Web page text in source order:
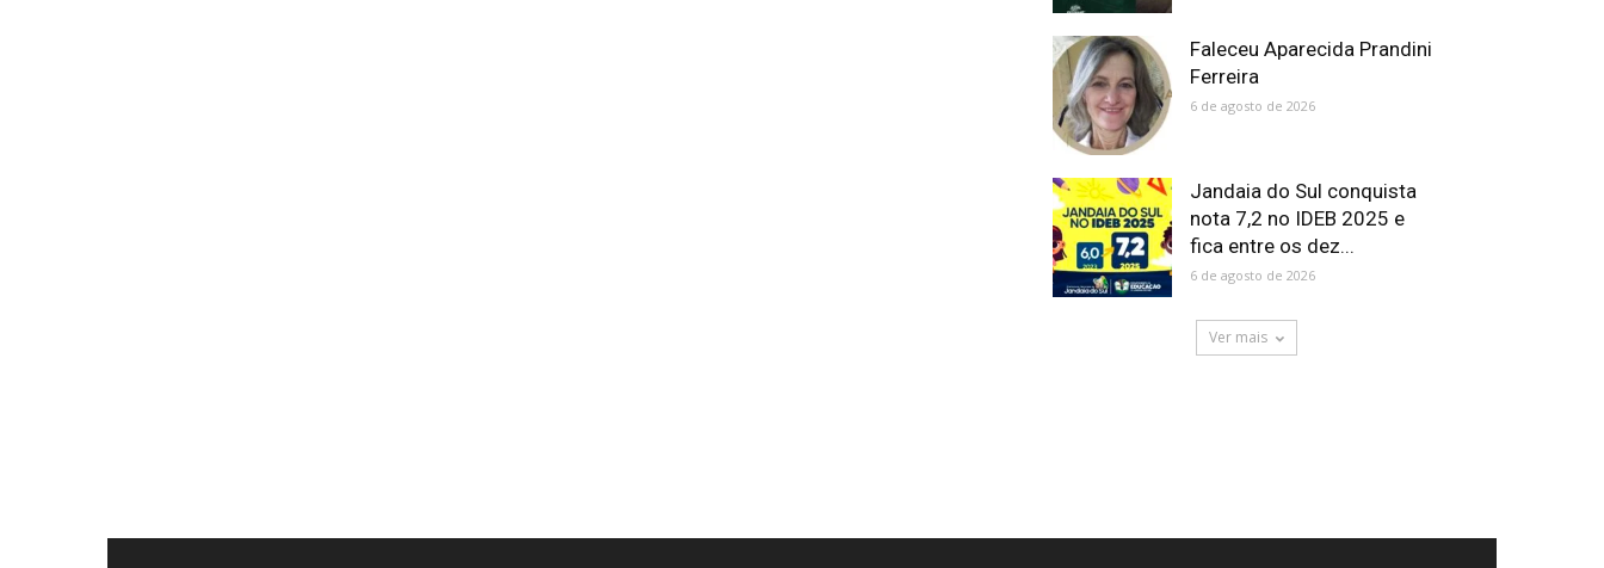
Faleceu Aparecida Prandini
Ferreira
6 de agosto de 2026
Jandaia do Sul conquista
nota 7,2 no IDEB 2025 e
fica entre os dez...
6 de agosto de 2026
Ver mais